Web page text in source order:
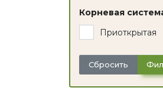
Корневая
Приоткрытая
Сбросить